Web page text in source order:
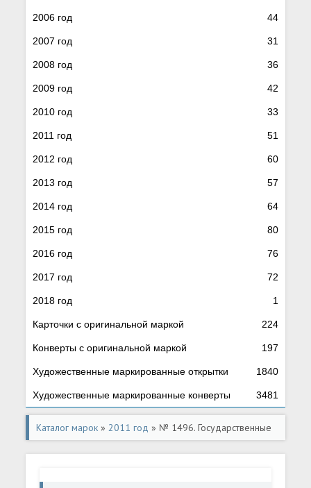
2006 год 44
2007 год 31
2008 год 36
2009 год 42
2010 год 33
2011 год 51
2012 год 60
2013 год 57
2014 год 64
2015 год 80
2016 год 76
2017 год 72
2018 год 1
Карточки с оригинальной маркой 224
Конверты с оригинальной маркой 197
Художественные маркированные открытки 1840
Художественные маркированные конверты 3481
Каталог марок »2011 год » № 1496. Государственные
награды РФ. Орден Святого апостола Андрея